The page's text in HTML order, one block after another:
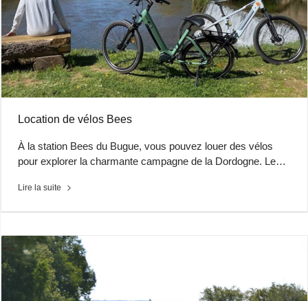
Location de vélos Bees
À la station Bees du Bugue, vous pouvez louer des vélos
pour explorer la charmante campagne de la Dordogne. Le…
Lire la suite